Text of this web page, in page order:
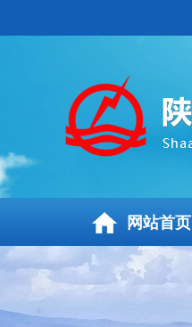
网站首页